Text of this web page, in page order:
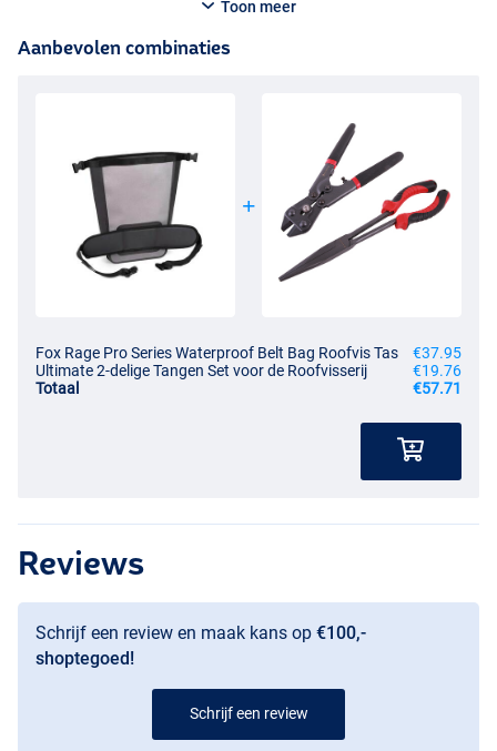
Toon meer
Aanbevolen combinaties
Fox Rage Pro Series Waterproof Belt Bag Roofvis Tas
€37.95
Ultimate 2-delige Tangen Set voor de Roofvisserij
€19.76
Totaal
€57.71
Reviews
Schrijf een review en maak kans op €100,-
shoptegoed!
Schrijf een review